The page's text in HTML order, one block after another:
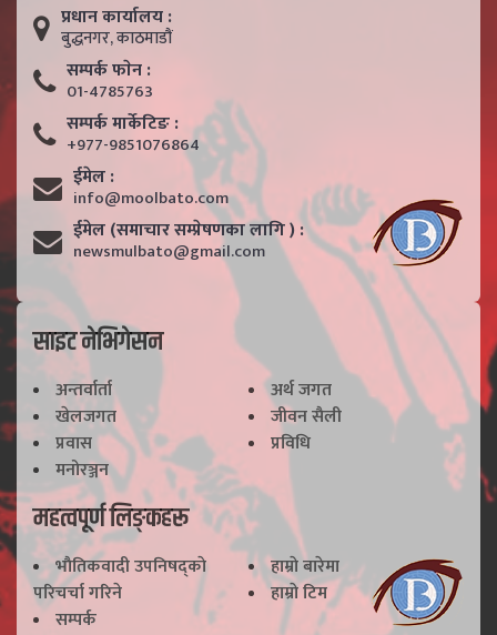
प्रधान कार्यालय :
बुद्धनगर, काठमाडाैं
सम्पर्क फाेन :
01-4785763
सम्पर्क मार्केटिङ :
+977-9851076864
ईमेल :
info@moolbato.com
ईमेल (समाचार सम्प्रेषणका लागि ) :
newsmulbato@gmail.com
साइट नेभिगेसन
अन्तर्वार्ता
अर्थ जगत
खेलजगत
जीवन सैली
प्रवास
प्रविधि
मनोरञ्जन
महत्वपूर्ण लिङ्कहरू
भाैतिकवादी उपनिषद्काे
परिचर्चा गरिने
हाम्राे बारेमा
हाम्राे टिम
सम्पर्क